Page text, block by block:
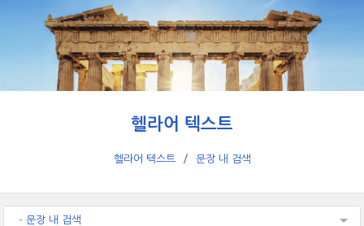
헬라어 텍스트
헬라어 텍스트 문장 내 검색
- 문장 내 검색